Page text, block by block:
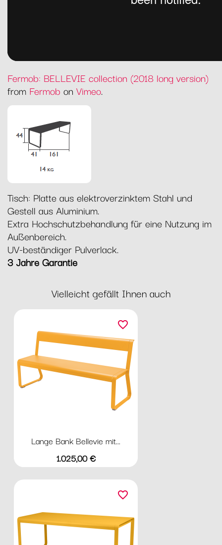
Fermob: BELLEVIE collection (2018 long version)
from Fermob on Vimeo.
Tisch: Platte aus elektroverzinktem Stahl und
Gestell aus Aluminium.
Extra Hochschutzbehandlung für eine Nutzung im
Außenbereich.
UV-beständiger Pulverlack.
3 Jahre Garantie
Vielleicht gefällt Ihnen auch
Lange Bank Bellevie mit...
Preis
1.025,00 €
favorite_border
favorite_border